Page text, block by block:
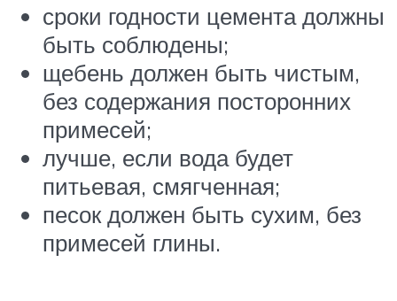
сроки годности цемента должны
быть соблюдены;
щебень должен быть чистым,
без содержания посторонних
примесей;
лучше, если вода будет
питьевая, смягченная;
песок должен быть сухим, без
примесей глины.